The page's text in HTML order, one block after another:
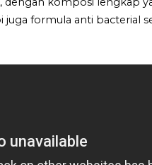
juga formula anti bacterial